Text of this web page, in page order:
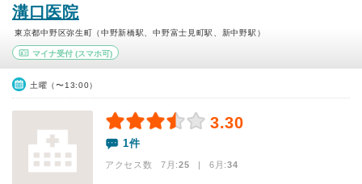
溝口医院
東京都中野区弥生町（中野新橋駅、中野富士見町駅、新中野駅）
マイナ受付 (スマホ可)
土曜（〜13:00）
3.30
1件
アクセス数 7月:25 | 6月:34